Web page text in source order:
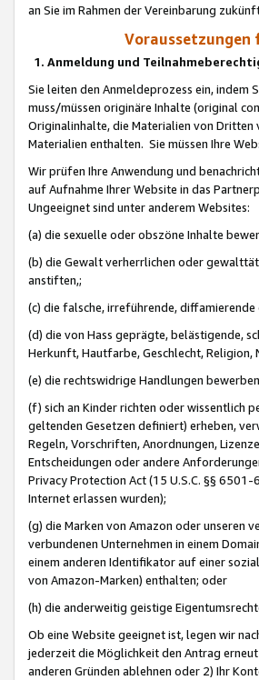
an Sie im Rahmen der Vereinbarung
Voraussetzungen
1. Anmeldung und
Sie leiten den Anmeldeprozess ein, indem
muss/müssen originäre Inhalte (original
Originalinhalte, die Materialien von Dritten
Materialien enthalten. Sie müssen Ihre
Wir prüfen Ihre Anwendung und
auf Aufnahme Ihrer Website in das
Ungeeignet sind unter anderem Websites:
(a) die sexuelle oder obszöne Inhalte
(b) die Gewalt verherrlichen oder
anstiften,;
(c) die falsche, irreführende,
(d) die von Hass geprägte, belästigende,
Herkunft, Hautfarbe, Geschlecht,
(e) die rechtswidrige Handlungen
(f) sich an Kinder richten oder wissentlich
geltenden Gesetzen definiert) erheben,
Regeln, Vorschriften, Anordnungen,
Entscheidungen oder andere
Privacy Protection Act (15 U.S.C. §§
Internet erlassen wurden);
(g) die Marken von Amazon oder unseren
verbundenen Unternehmen in einem
einem anderen Identifikator auf einer
von Amazon-Marken) enthalten; oder
(h) die anderweitig geistige
Ob eine Website geeignet ist, legen wir
jederzeit die Möglichkeit den Antrag
anderen Gründen ablehnen oder 2) Ihr